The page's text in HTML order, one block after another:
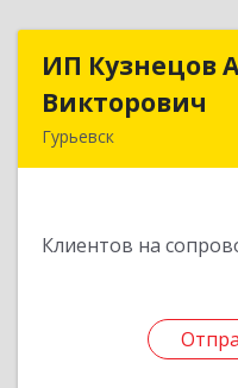
ИП Кузнецов
Викторович
Гурьевск
Клиентов на
ИП